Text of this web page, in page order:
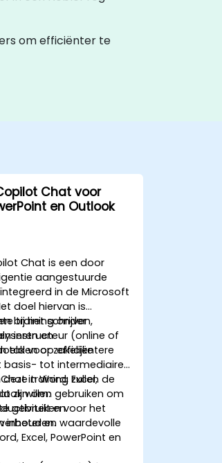
om efficiënter te
Chat voor
en Outlook
Chat is een door
aangestuurde
in de Microsoft
doel hiervan is
bij het schrijven,
en
taken op efficiëntere
training onder
instructeur (online of
voor zakelijke
basis- tot intermediaire
in Word, Excel,
willen gebruiken om
en
training zullen de
zijn om:
gebruiken voor het
inhoud en waardevolle
Excel, PowerPoint en